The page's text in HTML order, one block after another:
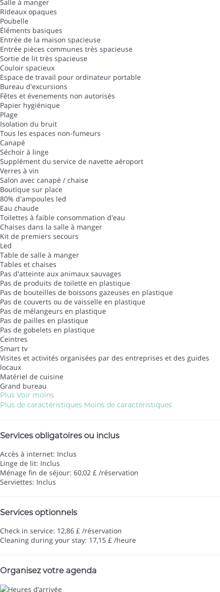
Salle à manger
Rideaux opaques
Poubelle
Éléments basiques
Entrée de la maison spacieuse
Entrée pièces communes très spacieuse
Sortie de lit très spacieuse
Couloir spacieux
Espace de travail pour ordinateur portable
Bureau d'excursions
Fêtes et évenements non autorisés
Papier hygiénique
Plage
Isolation du bruit
Tous les espaces non-fumeurs
Canapé
Séchoir à linge
Supplément du service de navette aéroport
Verres à vin
Salon avec canapé / chaise
Boutique sur place
80% d'ampoules led
Eau chaude
Toilettes à faible consommation d'eau
Chaises dans la salle à manger
Kit de premiers secours
Led
Table de salle à manger
Tables et chaises
Pas d'atteinte aux animaux sauvages
Pas de produits de toilette en plastique
Pas de bouteilles de boissons gazeuses en plastique
Pas de couverts ou de vaisselle en plastique
Pas de mélangeurs en plastique
Pas de pailles en plastique
Pas de gobelets en plastique
Ceintres
Smart tv
Visites et activités organisées par des entreprises et des guides
locaux
Matériel de cuisine
Grand bureau
Plus Voir moins
Plus de caractéristiques Moins de caractéristiques
Services obligatoires ou inclus
Accès à internet: Inclus
Linge de lit: Inclus
Ménage fin de séjour: 60,02 £ /réservation
Serviettes: Inclus
Services optionnels
Check in service: 12,86 £ /réservation
Cleaning during your stay: 17,15 £ /heure
Organisez votre agenda